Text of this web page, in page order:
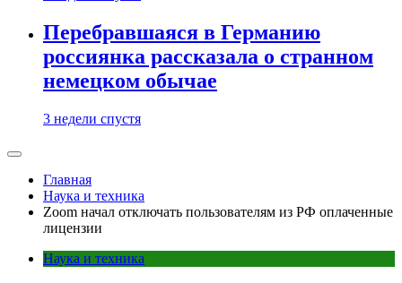
Перебравшаяся в Германию
россиянка рассказала о странном
немецком обычае
3 недели спустя
Главная
Наука и техника
Zoom начал отключать пользователям из РФ оплаченные
лицензии
Наука и техника